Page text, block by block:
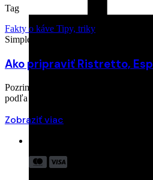
Tag
Fakty o káve Tipy, triky
Simple coffee
Ako pripraviť Ristretto,
Pozrime sa na to, ako sa pripravujú
podľa talianskej kávovej kultúry….
Zobraziť viac